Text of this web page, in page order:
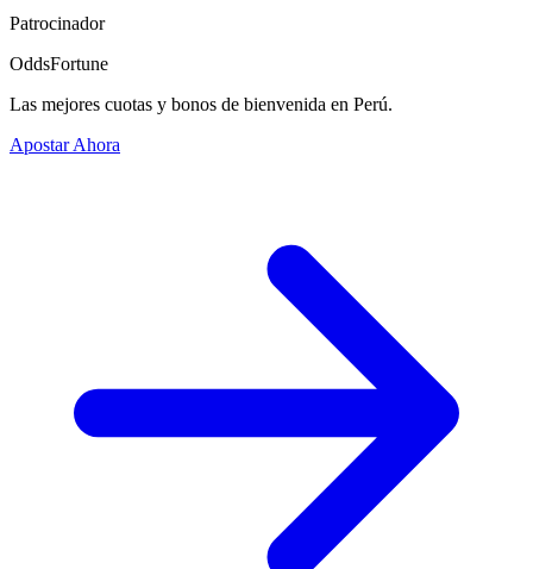
Patrocinador
OddsFortune
Las mejores cuotas y bonos de bienvenida en Perú.
Apostar Ahora